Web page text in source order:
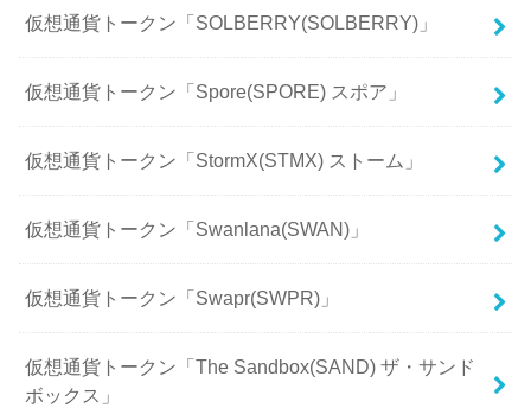
仮想通貨トークン「SOLBERRY(SOLBERRY)」
仮想通貨トークン「Spore(SPORE) スポア」
仮想通貨トークン「StormX(STMX) ストーム」
仮想通貨トークン「Swanlana(SWAN)」
仮想通貨トークン「Swapr(SWPR)」
仮想通貨トークン「The Sandbox(SAND) ザ・サンド
ボックス」